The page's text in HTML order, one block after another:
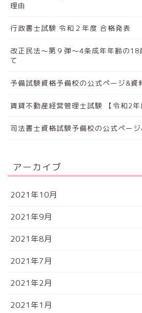
理由
行政書士試験 令和２年度 合格発表
改正民法～第９弾～4条成年年齢の18
て
予備試験資格予備校の公式ページ&資
賃貸不動産経営管理士試験 【令和2
司法書士資格試験予備校の公式ペー
アーカイブ
2021年10月
2021年9月
2021年8月
2021年7月
2021年2月
2021年1月